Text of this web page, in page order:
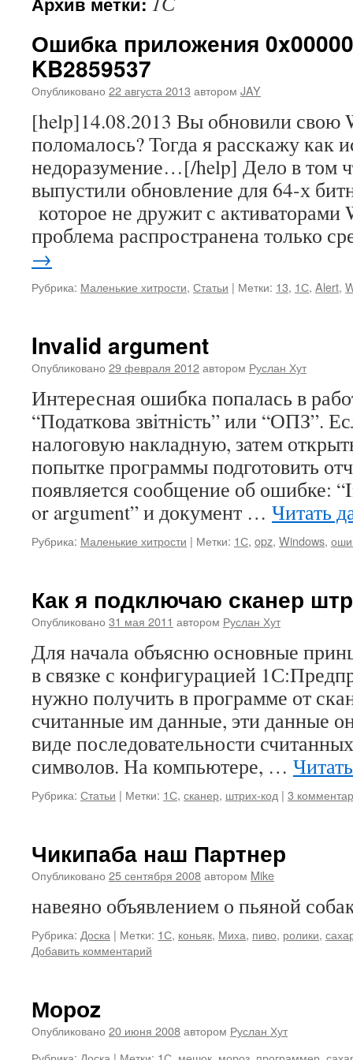
Ошибка приложения
KB2859537
Опубликовано 22 августа 2013 автором JAY
[help]14.08.2013 Вы обновили свою
поломалось? Тогда я расскажу как
недоразумение…[/help] Дело в том
выпустили обновление для 64-х
которое не дружит с активаторами
проблема распространена только
→
Рубрика: Маленькие хитрости, Статьи | Метки: 13, 1С, Alert,
Invalid argument
Опубликовано 29 февраля 2012автором Руслан Хут
Интересная ошибка попалась в
“Податкова звітність” или “ОПЗ”.
налоговую накладную, затем
попытке программы подготовить
появляется сообщение об ошибке:
or argument” и документ … Читать
Рубрика: Маленькие хитрости | Метки: 1С, opz, Windows,
Как я подключаю сканер
Опубликовано 31 мая 2011 автором Руслан Хут
Для начала объясню основные
в связке с конфигурацией
нужно получить в программе от
считанные им данные, эти данные
виде последовательности
символов. На компьютере, …
Рубрика: Статьи | Метки: 1С, сканер, штрих-код | 3
Чикипаба наш Партнер
Опубликовано 25 сентября 2008автором Mike
навеяно объявлением о пьяной
Рубрика: Доска | Метки: 1С, коньяк, Миха, пиво, ролики,
Добавить комментарий
Мороz
Опубликовано 20 июня 2008автором Руслан Хут